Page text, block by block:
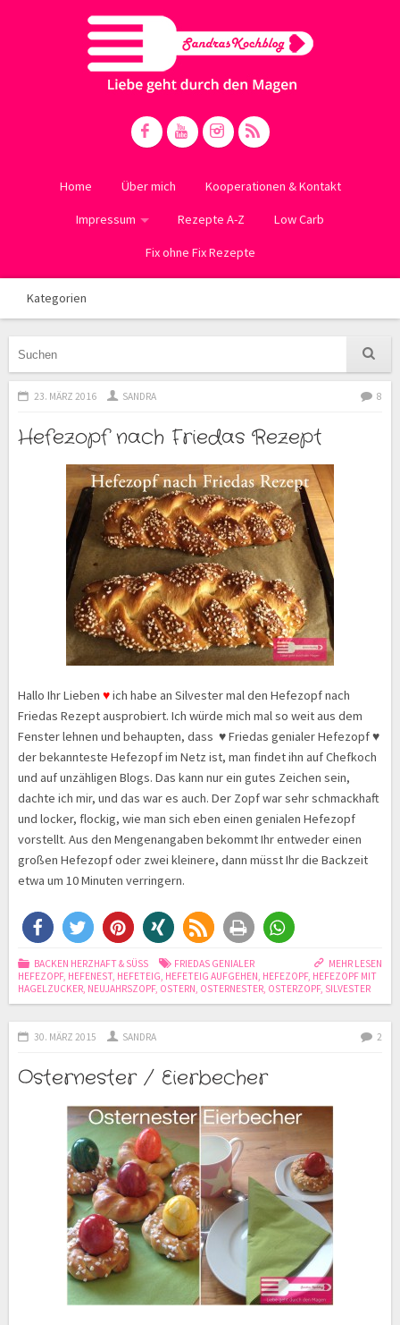
Home Über mich Kooperationen & Kontakt
Impressum Rezepte A-Z Low Carb
Fix ohne Fix Rezepte
Kategorien
23. MÄRZ 2016 SANDRA 8
Hefezopf nach Friedas Rezept
Hallo Ihr Lieben ♥ich habe an Silvester mal den Hefezopf nach
Friedas Rezept ausprobiert. Ich würde mich mal so weit aus dem
Fenster lehnen und behaupten, dass ♥ Friedas genialer Hefezopf ♥
der bekannteste Hefezopf im Netz ist, man findet ihn auf Chefkoch
und auf unzähligen Blogs. Das kann nur ein gutes Zeichen sein,
dachte ich mir, und das war es auch. Der Zopf war sehr schmackhaft
und locker, flockig, wie man sich eben einen genialen Hefezopf
vorstellt. Aus den Mengenangaben bekommt Ihr entweder einen
großen Hefezopf oder zwei kleinere, dann müsst Ihr die Backzeit
etwa um 10 Minuten verringern.
MEHR LESEN
BACKEN HERZHAFT & SÜSS
FRIEDAS GENIALER
HEFEZOPF, HEFENEST, HEFETEIG, HEFETEIG AUFGEHEN, HEFEZOPF, HEFEZOPF MIT
HAGELZUCKER, NEUJAHRSZOPF, OSTERN, OSTERNESTER, OSTERZOPF, SILVESTER
30. MÄRZ 2015 SANDRA 2
Osternester / Eierbecher